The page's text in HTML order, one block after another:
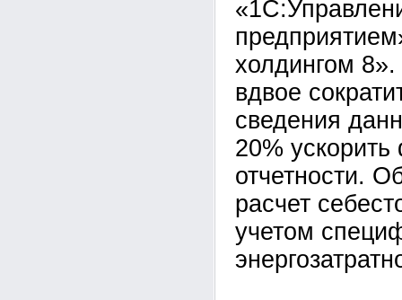
холдингом
вдвое
сведения
20%
отчетности.
расчет
учетом